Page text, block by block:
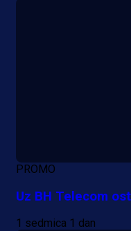
PROMO
Uz BH Telecom
1 sedmica 1 dan